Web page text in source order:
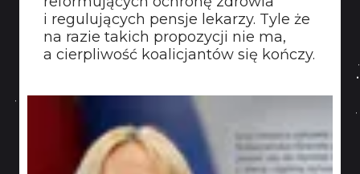
i regulujących pensje lekarzy. Tyle że
na razie takich propozycji nie ma,
a cierpliwość koalicjantów się kończy.